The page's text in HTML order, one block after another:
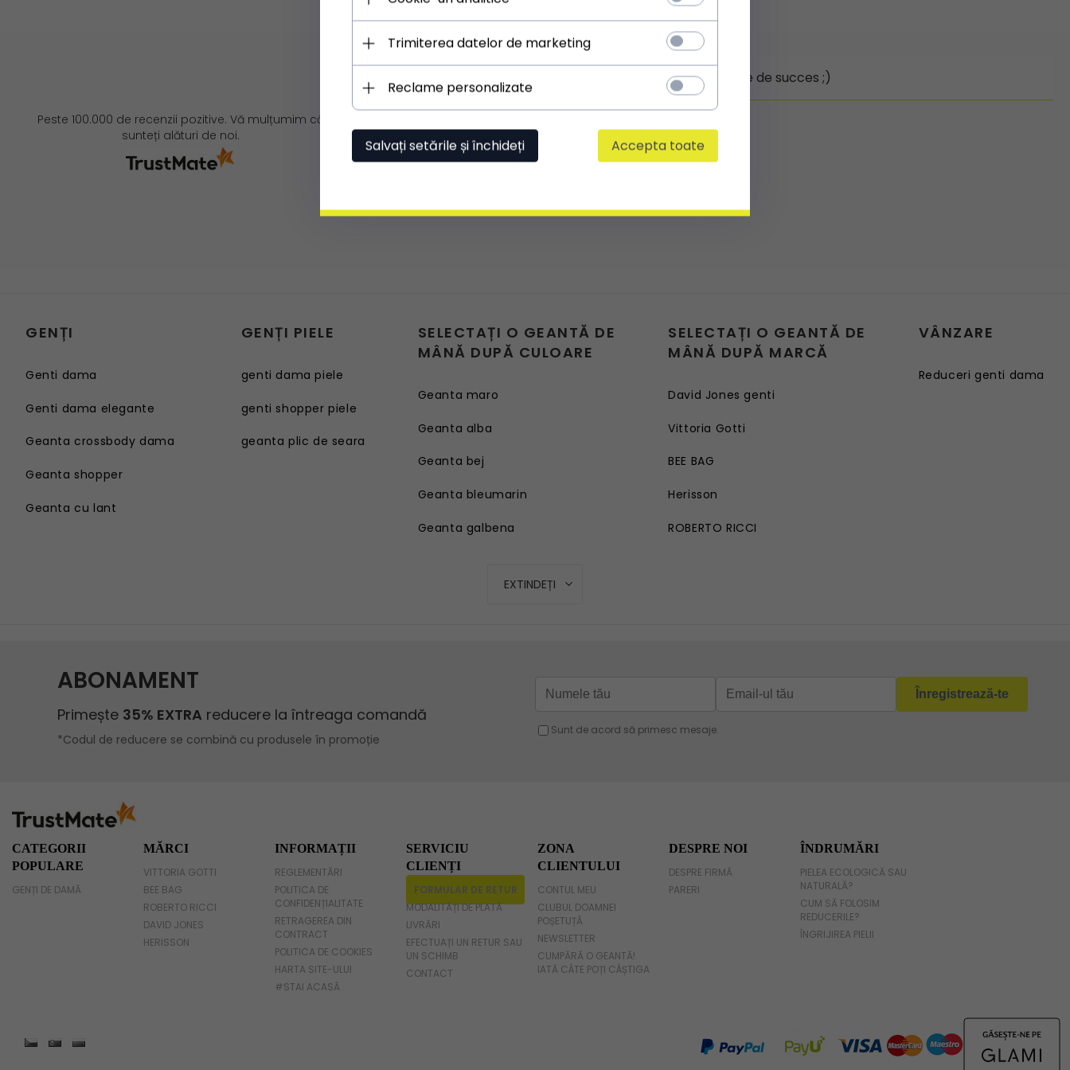
Peste 100.000 de recenzii pozitive. Vă mulțumim că
sunteți alături de noi.
Mărfuri așa cum sunt descrise. O altă achiziție de succes ;)
GENȚI
Genti dama
Genti dama elegante
Geanta crossbody dama
Geanta shopper
Geanta cu lant
Geanta cu lant
Geanta tip sac
Geanta umar dama casual
Geanta voiaj
Geanta cu franjuri
Geanta umar
Geanta mare
GENȚI PIELE
genti dama piele
genti shopper piele
geanta plic de seara
SELECTAȚI O GEANTĂ DE
MÂNĂ DUPĂ CULOARE
Geanta maro
Geanta alba
Geanta bej
Geanta bleumarin
Geanta galbena
SELECTAȚI O GEANTĂ DE
MÂNĂ DUPĂ MARCĂ
David Jones genti
Vittoria Gotti
BEE BAG
Herisson
ROBERTO RICCI
VÂNZARE
Reduceri genti dama
EXTINDEȚI
CATEGORII
POPULARE
GENȚI DE DAMĂ
MĂRCI
VITTORIA GOTTI
BEE BAG
ROBERTO RICCI
DAVID JONES
HERISSON
INFORMAȚII
REGLEMENTĂRI
POLITICA DE
CONFIDENȚIALITATE
RETRAGEREA DIN
CONTRACT
POLITICA DE COOKIES
HARTA SITE-ULUI
#STAI ACASĂ
SERVICIU
CLIENȚI
FORMULAR DE RETUR
MODALITĂȚI DE PLATĂ
LIVRĂRI
EFECTUAȚI UN RETUR SAU
UN SCHIMB
CONTACT
ZONA
CLIENTULUI
CONTUL MEU
CLUBUL DOAMNEI
POȘETUȚĂ
NEWSLETTER
CUMPĂRĂ O GEANTĂ!
IATĂ CÂTE POȚI CÂȘTIGA
DESPRE NOI
DESPRE FIRMĂ
PARERI
ÎNDRUMĂRI
PIELEA ECOLOGICĂ SAU
NATURALĂ?
CUM SĂ FOLOSIM
REDUCERILE?
ÎNGRIJIREA PIELII
Trimiterea datelor de marketing
Reclame personalizate
Salvați setările și închideți Accepta toate